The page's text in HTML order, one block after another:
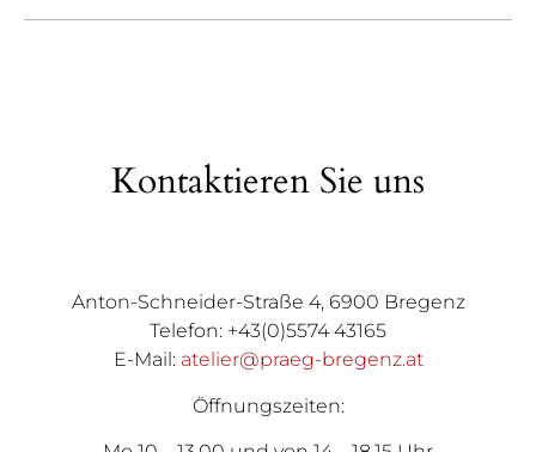
Kontaktieren Sie uns
Anton-Schneider-Straße 4, 6900 Bregenz
Telefon: +43(0)5574 43165
E-Mail: atelier@praeg-bregenz.at
Öffnungszeiten: